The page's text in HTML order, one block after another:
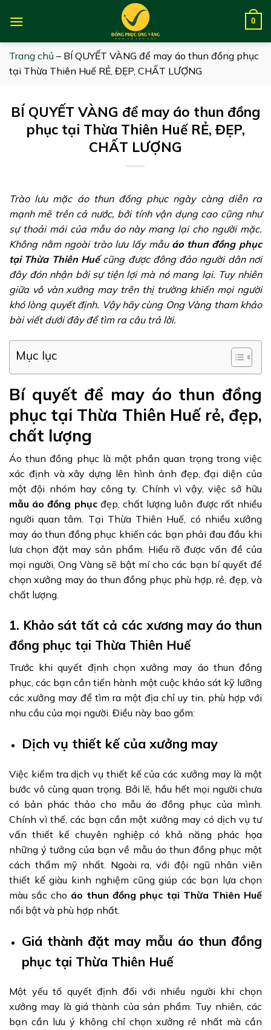
0
Trang chủ – BÍ QUYẾT VÀNG để may áo thun đồng phục
tại Thừa Thiên Huế RẺ, ĐẸP, CHẤT LƯỢNG
BÍ QUYẾT VÀNG để may áo thun đồng
phục tại Thừa Thiên Huế RẺ, ĐẸP,
CHẤT LƯỢNG
Trào lưu mặc áo thun đồng phục ngày càng diễn ra
mạnh mẽ trên cả nước, bởi tính vận dụng cao cũng như
sự thoải mái của mẫu áo này mang lại cho người mặc.
Không nằm ngoài trào lưu lấy mẫuáo thun đồng phục
tại Thừa Thiên Huếcũng được đông đảo người dân nơi
đây đón nhận bởi sự tiện lợi mà nó mang lại. Tuy nhiên
giữa vô vàn xưởng may trên thị trường khiến mọi người
khó lòng quyết định. Vậy hãy cùng Ong Vàng tham khảo
bài viết dưới đây để tìm ra câu trả lời.
Mục lục
Bí quyết để may áo thun đồng
phục tại Thừa Thiên Huế rẻ, đẹp,
chất lượng
Áo thun đồng phục là một phần quan trọng trong việc
xác định và xây dựng lên hình ảnh đẹp, đại diện của
một đội nhóm hay công ty. Chính vì vậy, việc sở hữu
mẫu áo đồng phụcđẹp, chất lượng luôn được rất nhiều
người quan tâm. Tại Thừa Thiên Huế, có nhiều xưởng
may áo thun đồng phục khiến các bạn phải đau đầu khi
lưa chọn đặt may sản phẩm. Hiểu rõ được vấn đề của
mọi người, Ong Vàng sẽ bật mí cho các bạn bí quyết để
chọn xưởng may áo thun đồng phục phù hợp, rẻ, đẹp, và
chất lượng.
1. Khảo sát tất cả các xương may áo thun
đồng phục tại Thừa Thiên Huế
Trước khi quyết định chọn xưởng may áo thun đồng
phục, các bạn cần tiến hành một cuộc khảo sát kỹ lưỡng
các xưởng may để tìm ra một địa chỉ uy tin, phù hợp với
nhu cầu của mọi người. Điều này bao gồm:
Dịch vụ thiết kế của xưởng may
Việc kiểm tra dịch vụ thiết kế của các xưởng may là một
bước vô cùng quan trọng. Bởi lẽ, hầu hết mọi người chưa
có bản phác thảo cho mẫu áo đồng phục của mình.
Chính vì thế, các bạn cần một xưởng may có dịch vụ tư
vấn thiết kế chuyên nghiệp có khả năng phác họa
những ý tưởng của bạn về mẫu áo thun đồng phục một
cách thẩm mỹ nhất. Ngoài ra, với đội ngũ nhân viên
thiết kế giàu kinh nghiệm cũng giúp các bạn lựa chọn
màu sắc cho áo thun đồng phục tại Thừa Thiên Huế
nổi bật và phù hợp nhất.
Giá thành đặt may mẫu áo thun đồng
phục tại Thừa Thiên Huế
Một yếu tố quyết định đối với nhiều người khi chọn
xưởng may là giá thành của sản phẩm. Tuy nhiên, các
bạn cần lưu ý không chỉ chọn xưởng rẻ nhất mà cần